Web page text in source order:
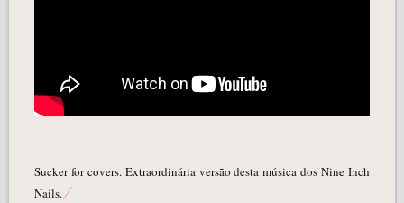
Sucker for covers. Extraordinária versão desta música dos Nine Inch
Nails.